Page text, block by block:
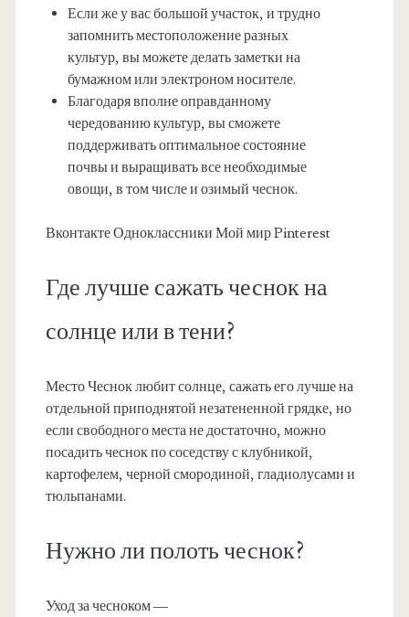
Если же у вас большой участок, и трудно
запомнить местоположение разных
культур, вы можете делать заметки на
бумажном или электроном носителе.
Благодаря вполне оправданному
чередованию культур, вы сможете
поддерживать оптимальное состояние
почвы и выращивать все необходимые
овощи, в том числе и озимый чеснок.
Вконтакте Одноклассники Мой мир Pinterest
Где лучше сажать чеснок на
солнце или в тени?
Место Чеснок любит солнце, сажать его лучше на
отдельной приподнятой незатененной грядке, но
если свободного места не достаточно, можно
посадить чеснок по соседству с клубникой,
картофелем, черной смородиной, гладиолусами и
тюльпанами.
Нужно ли полоть чеснок?
Уход за чесноком —